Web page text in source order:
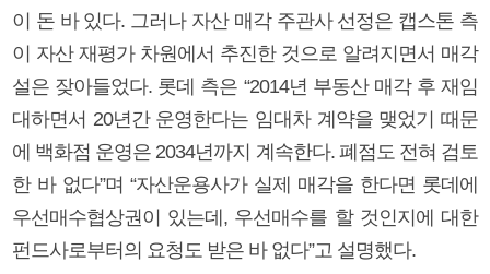
이 돈 바 있다. 그러나 자산 매각 주관사 선정은 캡스톤 측
이 자산 재평가 차원에서 추진한 것으로 알려지면서 매각
설은 잦아들었다. 롯데 측은 “2014년 부동산 매각 후 재임
대하면서 20년간 운영한다는 임대차 계약을 맺었기 때문
에 백화점 운영은 2034년까지 계속한다. 폐점도 전혀 검토
한 바 없다”며 “자산운용사가 실제 매각을 한다면 롯데에
우선매수협상권이 있는데, 우선매수를 할 것인지에 대한
펀드사로부터의 요청도 받은 바 없다”고 설명했다.